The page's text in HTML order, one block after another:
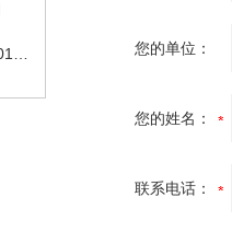
您的单位：
您的姓名：
联系电话：